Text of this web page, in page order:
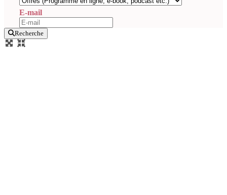
E-mail
Recherche